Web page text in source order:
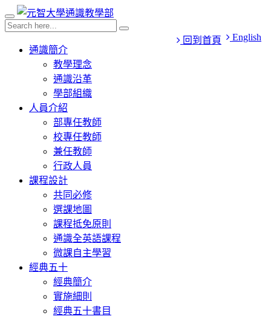
English
回到首頁
通識簡介
教學理念
通識沿革
學部組織
人員介紹
部專任教師
校專任教師
兼任教師
行政人員
課程設計
共同必修
選課地圖
課程抵免原則
通識全英語課程
微課自主學習
經典五十
經典簡介
實施細則
經典五十書目